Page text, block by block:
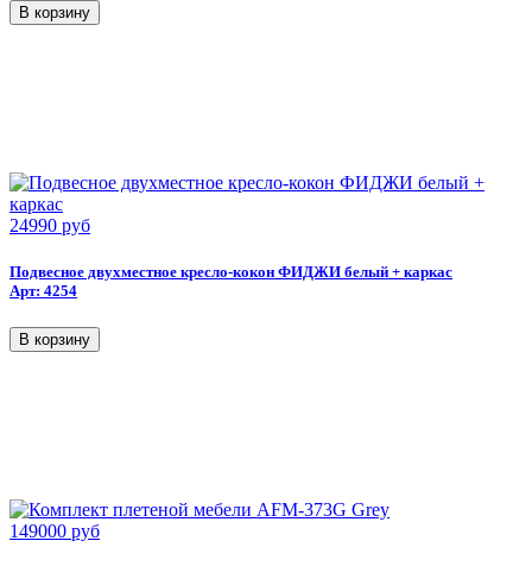
24990 руб
Подвесное двухместное кресло-кокон ФИДЖИ белый + каркас
Арт: 4254
149000 руб